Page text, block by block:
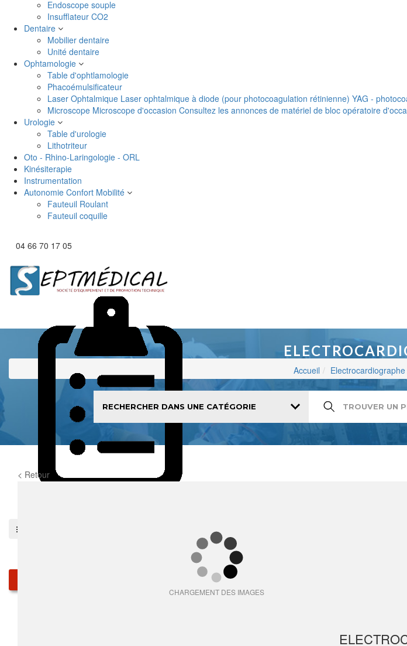
Endoscope souple
Insufflateur CO2
Dentaire
Mobilier dentaire
Unité dentaire
Ophtamologie
Table d'ophtlamologie
Phacoémulsificateur
Laser Ophtalmique Laser ophtalmique à diode (pour photocoagulation rétinienne) YAG -
Microscope Microscope d'occasion Consultez les annonces de matériel de bloc opératoire
Urologie
Table d'urologie
Lithotriteur
Oto - Rhino-Laringologie - ORL
Kinésiterapie
Instrumentation
Autonomie Confort Mobilité
Fauteuil Roulant
Fauteuil coquille
04 66 70 17 05
Accueil
< Retour
CHARGEMENT DES IMAGES